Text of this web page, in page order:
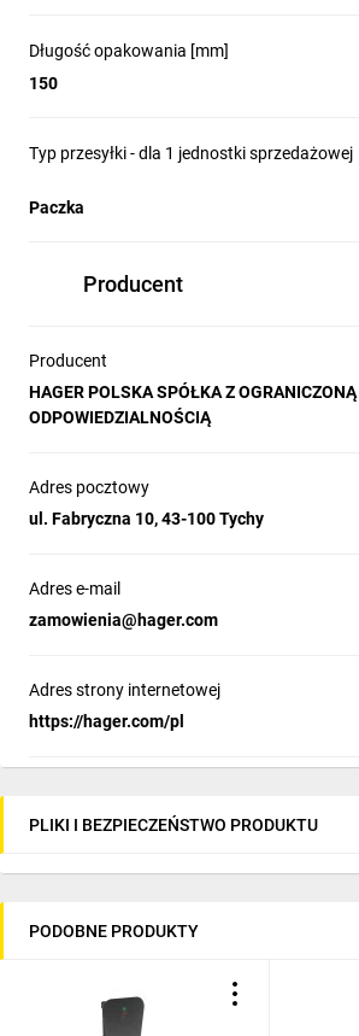
Długość opakowania [mm]
150
Typ przesyłki - dla 1 jednostki sprzedażowej
Paczka
Producent
Producent
HAGER POLSKA SPÓŁKA Z OGRANICZONĄ
ODPOWIEDZIALNOŚCIĄ
Adres pocztowy
ul. Fabryczna 10, 43-100 Tychy
Adres e-mail
zamowienia@hager.com
Adres strony internetowej
https://hager.com/pl
PLIKI I BEZPIECZEŃSTWO PRODUKTU
PODOBNE PRODUKTY